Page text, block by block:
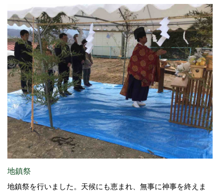
地鎮祭
地鎮祭を行いました。天候にも恵まれ、無事に神事を終えま